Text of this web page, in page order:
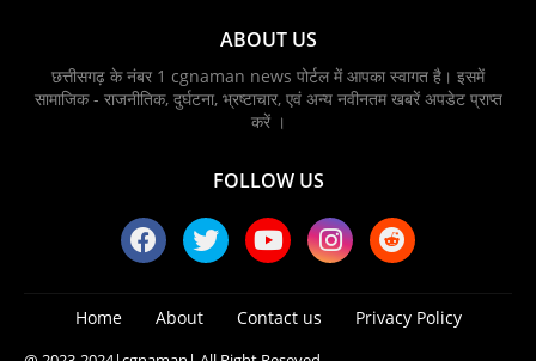
ABOUT US
छत्तीसगढ़ के नंबर 1 cgnaman news पोर्टल में आपका स्वागत है। इसमें
सामाजिक - राजनीतिक, दुर्घटना, भ्रष्टाचार, एवं अन्य नवीनतम खबरें अपडेट प्राप्त
करें ।
FOLLOW US
Home About Contact us Privacy Policy